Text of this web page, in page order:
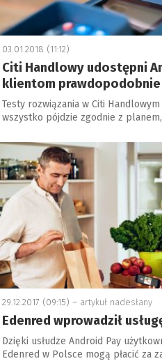
03.01.2018 (11:12)
Citi Handlowy udostępni
klientom
Testy rozwiązania w Citi
wszystko pójdzie zgodnie z
29.12.2017 (09:15) – artykuł nadesłany
Edenred wprowadził
Dzięki usłudze Android Pay
Edenred w Polsce mogą płacić za